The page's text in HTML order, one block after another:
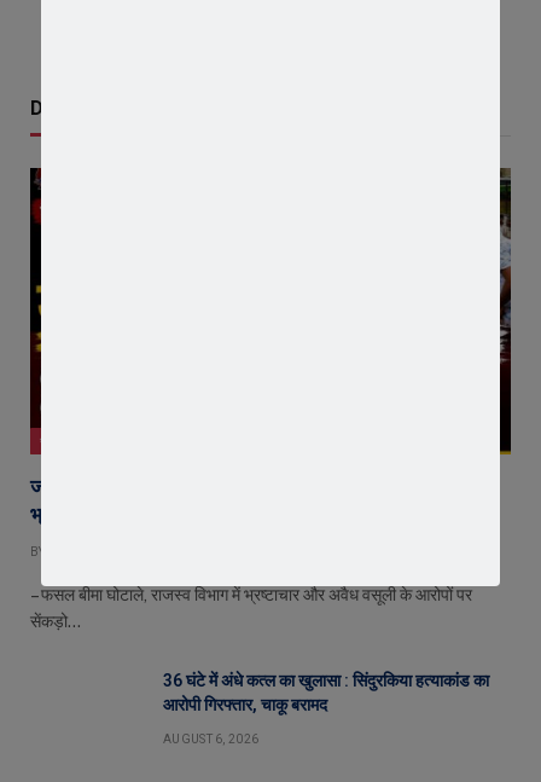
Don't Miss
जावरा
जावरा में किसानों और कांग्रेस का जंगी प्रदर्शन, राजस्व विभाग में
भ्रष्टाचार और फसल बीमा पर जताया आक्रोश
BY
– फसल बीमा घोटाले, राजस्व विभाग में भ्रष्टाचार और अवैध वसूली के आरोपों पर
सेंकड़ो…
36 घंटे में अंधे कत्ल का खुलासा : सिंदुरकिया हत्याकांड का
आरोपी गिरफ्तार, चाकू बरामद
AUGUST 6, 2026